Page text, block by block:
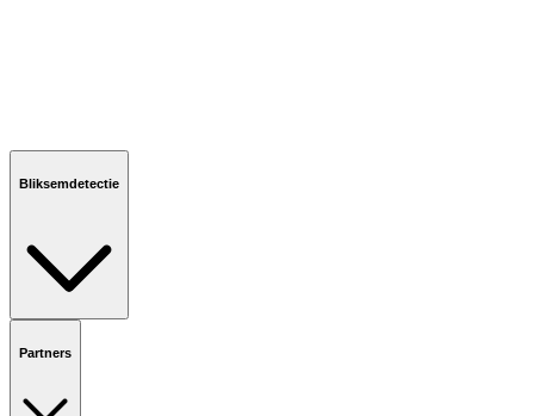
Bliksemdetectie
Partners